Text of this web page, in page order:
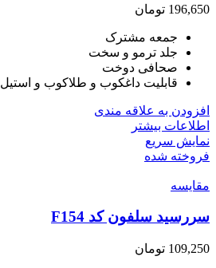
196,650 تومان
جمعه مشترک
جلد ترمو و سخت
صحافی دوخت
قابلیت داغکوب و طلاکوب و استیل
افزودن به علاقه مندی
اطلاعات بیشتر
نمایش سریع
فروخته شده
مقايسه
سررسید سلفون کد F154
109,250 تومان